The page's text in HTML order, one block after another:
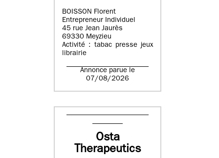
BOISSON Florent
Entrepreneur Individuel
45 rue Jean Jaurès
69330 Meyzieu
Activité : tabac presse jeux
librairie
Annonce parue le
07/08/2026
Osta
Therapeutics